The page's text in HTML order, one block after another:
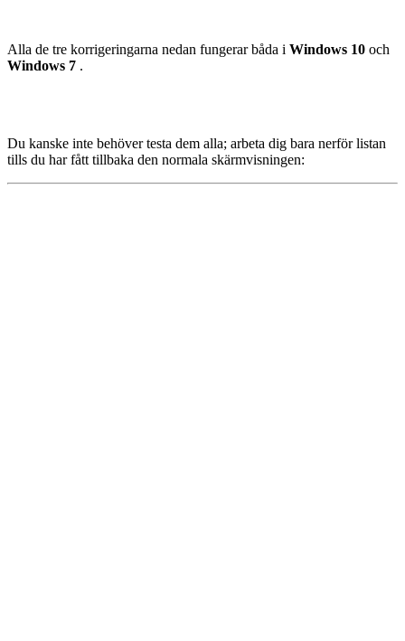
Alla de tre korrigeringarna nedan fungerar båda i Windows 10 och
Windows 7 .
Du kanske inte behöver testa dem alla; arbeta dig bara nerför listan
tills du har fått tillbaka den normala skärmvisningen: